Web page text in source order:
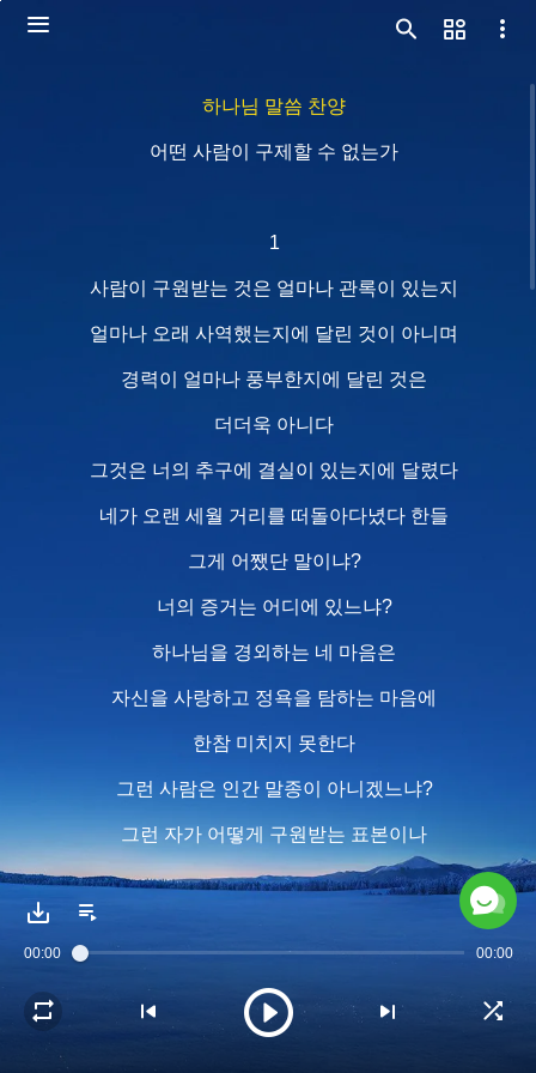
하나님 말씀 찬양
어떤 사람이 구제할 수 없는가
1
사람이 구원받는 것은 얼마나 관록이 있는지
얼마나 오래 사역했는지에 달린 것이 아니며
경력이 얼마나 풍부한지에 달린 것은
더더욱 아니다
그것은 너의 추구에 결실이 있는지에 달렸다
네가 오랜 세월 거리를 떠돌아다녔다 한들
그게 어쨌단 말이냐?
너의 증거는 어디에 있느냐?
하나님을 경외하는 네 마음은
자신을 사랑하고 정욕을 탐하는 마음에
한참 미치지 못한다
그런 사람은 인간 말종이 아니겠느냐?
그런 자가 어떻게 구원받는 표본이나
모델이 될 수 있겠느냐?
이런 사람이 바로 도태될 대상이 아니냐?
00:00 00:00